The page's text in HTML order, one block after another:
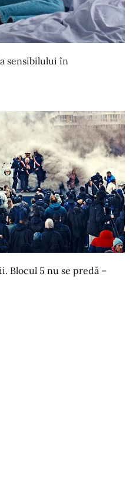
sensibilului în
Blocul 5 nu se predă –